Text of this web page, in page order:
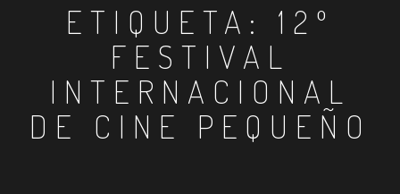
ETIQUETA: 12º
FESTIVAL
INTERNACIONAL
DE CINE PEQUEÑO